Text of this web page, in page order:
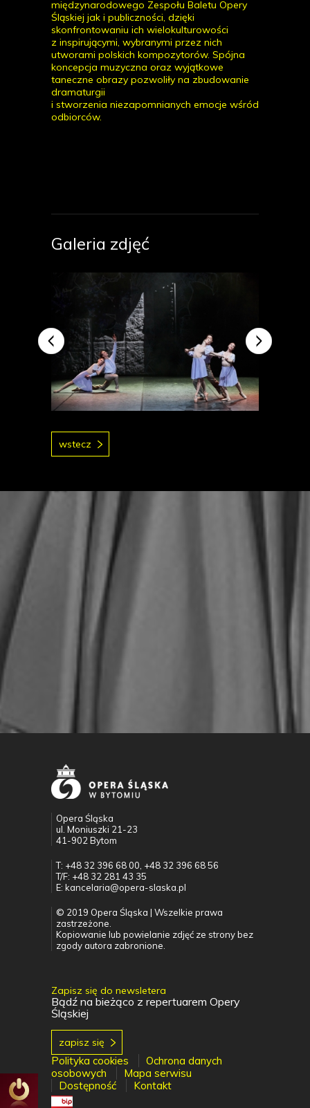
międzynarodowego Zespołu Baletu Opery
Śląskiej jak i publiczności, dzięki
skonfrontowaniu ich wielokulturowości
z inspirującymi, wybranymi przez nich
utworami polskich kompozytorów. Spójna
koncepcja muzyczna oraz wyjątkowe
taneczne obrazy pozwoliły na zbudowanie
dramaturgii
i stworzenia niezapomnianych emocje wśród
odbiorców.
Galeria zdjęć
wstecz
Opera Śląska
ul. Moniuszki 21-23
41-902 Bytom
T: +48 32 396 68 00, +48 32 396 68 56
T/F: +48 32 281 43 35
E: kancelaria@opera-slaska.pl
© 2019 Opera Śląska | Wszelkie prawa
zastrzeżone.
Kopiowanie lub powielanie zdjęć ze strony bez
zgody autora zabronione.
Zapisz się do newsletera
Bądź na bieżąco z repertuarem Opery
Śląskiej
zapisz się
Polityka cookies
Ochrona danych
osobowych
Mapa serwisu
Dostępność
Kontakt